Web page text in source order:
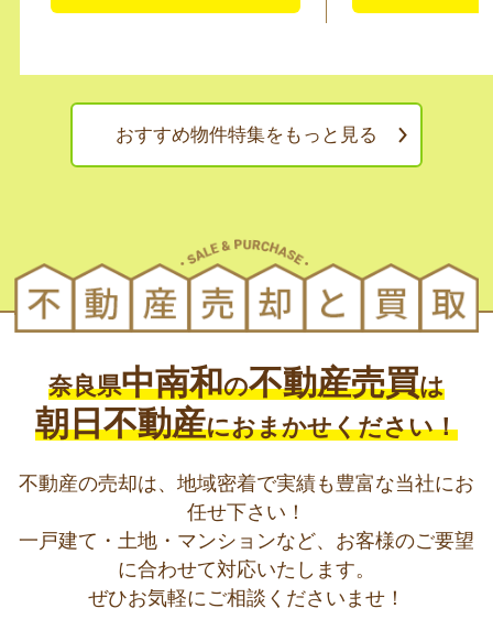
おすすめ物件特集をもっと見る
奈良県中南和の不動産売買は
朝日不動産におまかせください！
不動産の売却は、地域密着で実績も豊富な当社にお
任せ下さい！
一戸建て・土地・マンションなど、お客様のご要望
に合わせて対応いたします。
ぜひお気軽にご相談くださいませ！